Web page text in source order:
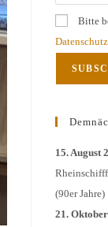
Bitte
15. August
(90er Jahre)
21.